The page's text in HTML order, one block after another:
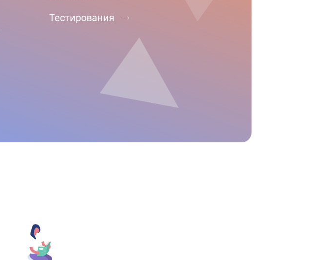
Тестирования